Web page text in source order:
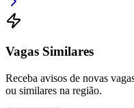
Vagas Similares
Receba avisos de novas
ou similares na região.